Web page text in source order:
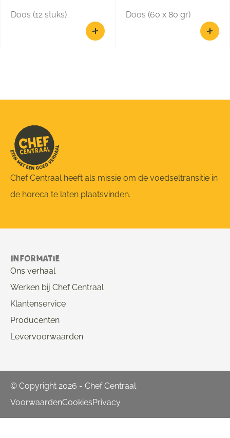
Doos (12 stuks) Doos (60 x 80 gr)
Chef Centraal heeft als missie om de voedseltransitie in
de horeca te laten plaatsvinden.
Informatie
Ons verhaal
Werken bij Chef Centraal
Klantenservice
Producenten
Levervoorwaarden
© Copyright 2026 - Chef Centraal
VoorwaardenCookiesPrivacy